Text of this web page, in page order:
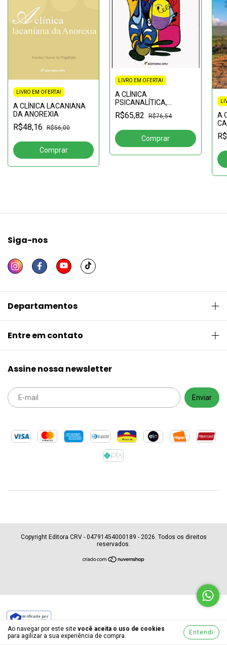
Ao navegar por este site você aceita o uso de cookies
para agilizar a sua experiência de compra.
Entendi
LIVRO EM OFERTA!
A CLÍNICA LACANIANA
DA ANOREXIA
R$48,16 R$56,00
LIVRO EM OFERTA!
A CLÍNICA
PSICANALÍTICA,
PALIMPSESTOS
R$65,82 R$76,54
A
Siga-nos
Departamentos
Entre em contato
Assine nossa newsletter
Verificada por
Copyright Editora CRV - 04791454000189 - 2026. Todos os direitos
reservados.